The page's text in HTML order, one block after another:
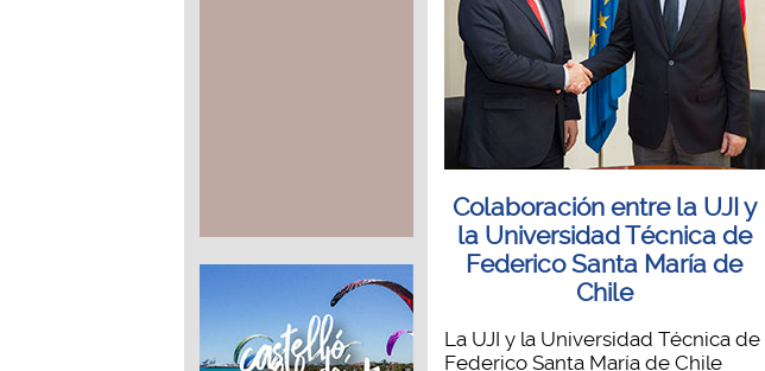
Colaboración entre la UJI y
la Universidad Técnica de
Federico Santa María de
Chile
La UJI y la Universidad Técnica de
Federico Santa María de Chile